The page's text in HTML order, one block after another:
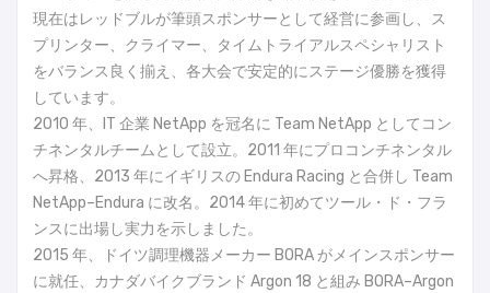
現在はレッドブルが筆頭スポンサーとして経営に参画し、ス
プリンター、クライマー、タイムトライアルスペシャリスト
をバランス良く揃え、各大会で安定的にステージ優勝を獲得
しています。
2010 年、IT 企業 NetApp を冠名に Team NetApp としてコン
チネンタルチームとして設立。2011 年にプロコンチネンタル
へ昇格、2013 年にイギリスの Endura Racing と合併し Team
NetApp–Endura に改名。2014 年に初めてツール・ド・フラ
ンスに出場し実力を示しました。
2015 年、ドイツ調理機器メーカー BORA がメインスポンサー
に就任、カナダバイクブランド Argon 18 と組み BORA–Argon